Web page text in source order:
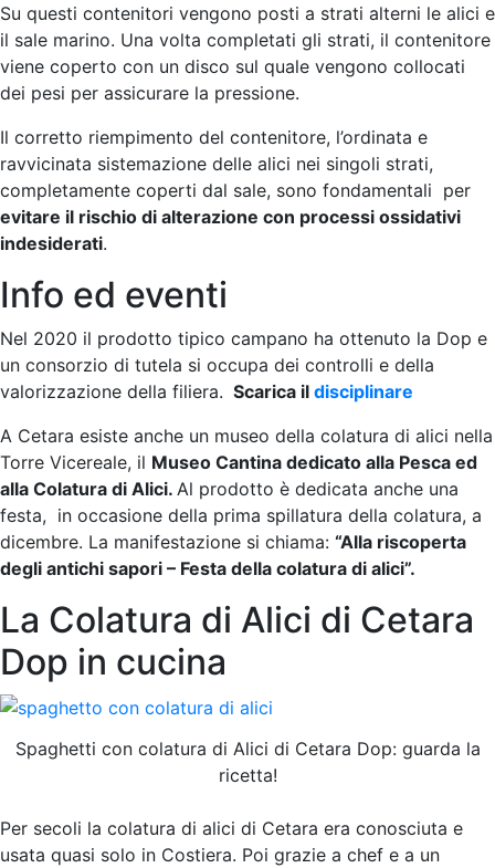
Su questi contenitori vengono posti a strati alterni le alici e
il sale marino. Una volta completati gli strati, il contenitore
viene coperto con un disco sul quale vengono collocati
dei pesi per assicurare la pressione.
Il corretto riempimento del contenitore, l’ordinata e
ravvicinata sistemazione delle alici nei singoli strati,
completamente coperti dal sale, sono fondamentali per
evitare il rischio di alterazione con processi ossidativi
indesiderati.
Info ed eventi
Nel 2020 il prodotto tipico campano ha ottenuto la Dop e
un consorzio di tutela si occupa dei controlli e della
valorizzazione della filiera. Scarica il disciplinare
A Cetara esiste anche un museo della colatura di alici nella
Torre Vicereale, il Museo Cantina dedicato alla Pesca ed
alla Colatura di Alici. Al prodotto è dedicata anche una
festa, in occasione della prima spillatura della colatura, a
dicembre. La manifestazione si chiama: “Alla riscoperta
degli antichi sapori – Festa della colatura di alici”.
La Colatura di Alici di Cetara
Dop in cucina
Spaghetti con colatura di Alici di Cetara Dop: guarda la
ricetta!
Per secoli la colatura di alici di Cetara era conosciuta e
usata quasi solo in Costiera. Poi grazie a chef e a un